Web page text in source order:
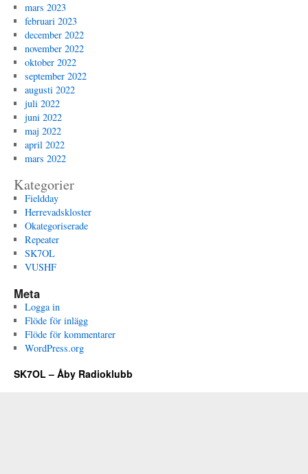
mars 2023
februari 2023
december 2022
november 2022
oktober 2022
september 2022
augusti 2022
juli 2022
juni 2022
maj 2022
april 2022
mars 2022
Kategorier
Fieldday
Herrevadskloster
Okategoriserade
Repeater
SK7OL
VUSHF
Meta
Logga in
Flöde för inlägg
Flöde för kommentarer
WordPress.org
SK7OL – Åby Radioklubb